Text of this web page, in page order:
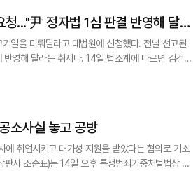
..."尹 정자법 1심 판결 반영해 달
일을 미뤄달라고 대법원에 신청했다. 전날 선고된
14일 법조계에 따르면 김건희
원 2부(주심 박영재 대법관)는 오는 16일 오전 10시
소사실 놓고 공방
취업시키고 대가성 지원을 받았다는 혐의로 기소